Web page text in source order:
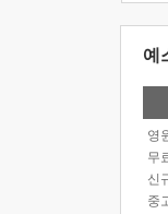
예
영
무
신
중